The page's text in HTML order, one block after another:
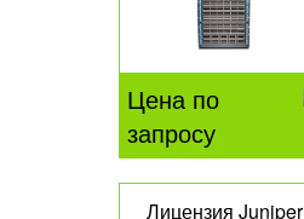
Цена по
запросу
Лицензия Juniper